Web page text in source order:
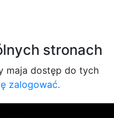
stronach
maja dostęp do tych
zalogować.